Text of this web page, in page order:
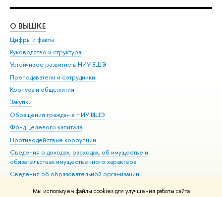
Мы используем файлы cookies для улучшения работы сайта
О ВЫШКЕ
Цифры и факты
Руководство и структура
Устойчивое развитие в НИУ ВШЭ
Преподаватели и сотрудники
Корпуса и общежития
Закупки
Обращения граждан в НИУ ВШЭ
Фонд целевого капитала
Противодействие коррупции
Сведения о доходах, расходах, об имуществе и
обязательствах имущественного характера
Сведения об образовательной организации
Людям с ограниченными возможностями здоровья